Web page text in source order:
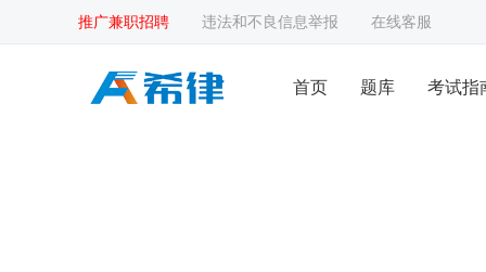
推广兼职招聘 违法和不良信息举报 在线客服
首页 题库 考试指